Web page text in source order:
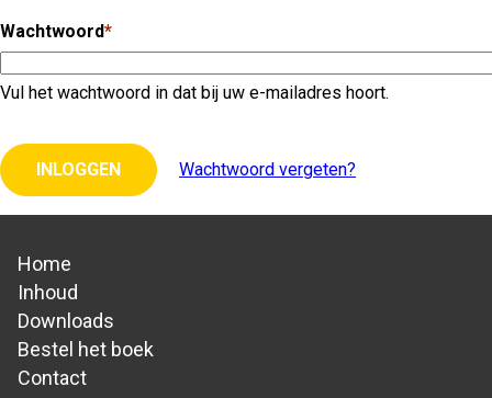
Wachtwoord
Vul het wachtwoord in dat bij uw e-mailadres hoort.
INLOGGEN Wachtwoord vergeten?
Hoofdnavigatie
Home
Inhoud
Downloads
Bestel het boek
Contact